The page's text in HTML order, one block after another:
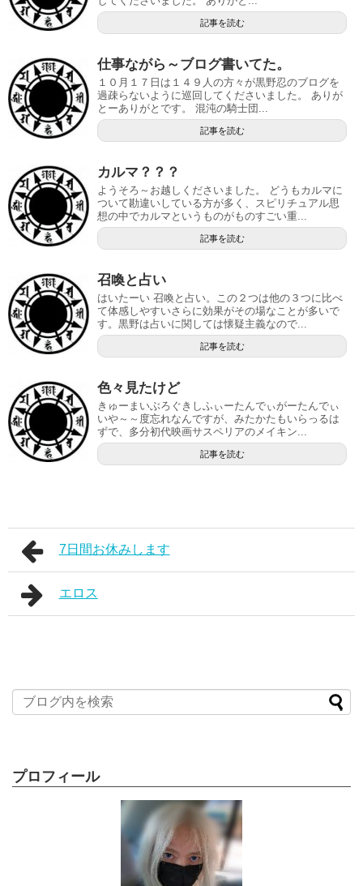
記事を読む
仕事ながら～ブログ書いてた。
１０月１７日は１４９人の方々が黒野忍のブログを
過疎らないように巡回してくださいました。 ありが
とーありがとです。 混沌の騎士団...
記事を読む
カルマ？？？
ようそろ～お越しくださいました。 どうもカルマに
ついて勘違いしている方が多く、スピリチュアル思
想の中でカルマというものがものすごい重...
記事を読む
召喚と占い
はいたーい 召喚と占い。この２つは他の３つに比べ
て体感しやすいさらに効果がその場なことが多いで
す。黒野は占いに関しては懐疑主義なので...
記事を読む
色々見たけど
きゅーまいぶろぐきしふぃーたんでぃがーたんでぃ
いや～～度忘れなんですが、みたかたもいらっるは
ずで、多分初代映画サスペリアのメイキン...
記事を読む
7日間お休みします
エロス
プロフィール